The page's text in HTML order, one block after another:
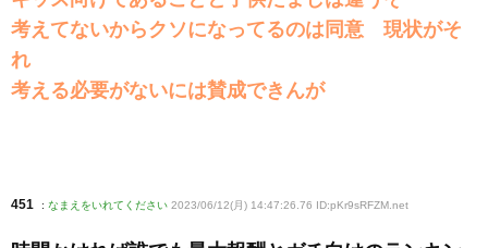
考えてないからクソになってるのは同意 現状がそ
れ
考える必要がないには賛成できんが
451 : なまえをいれてください 2023/06/12(月) 14:47:26.76 ID:pKr9sRFZM .net